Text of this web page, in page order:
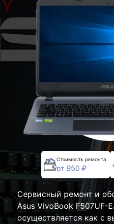
Стоимость ремонта
от 950 ₽
Сервисный ремонт и
Asus VivoBook F507UF-
осуществляется как с